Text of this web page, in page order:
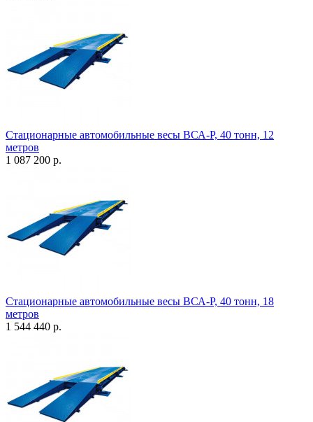
Стационарные автомобильные весы ВСА-Р, 40 тонн, 12
метров
1 087 200 р.
Стационарные автомобильные весы ВСА-Р, 40 тонн, 18
метров
1 544 440 р.